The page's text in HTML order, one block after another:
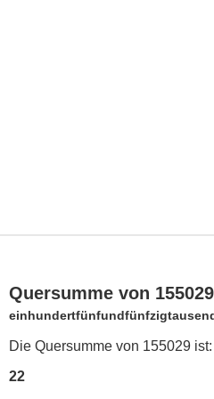
Quersumme von 155029
Die Quersumme von 155029 ist:
22